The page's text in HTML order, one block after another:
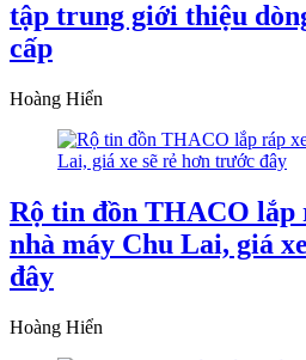
tập trung giới thiệu
cấp
Hoàng Hiển
Rộ tin đồn THACO lắp
nhà máy Chu Lai, giá
đây
Hoàng Hiển